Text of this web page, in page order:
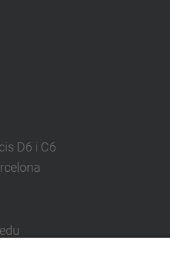
D6 i C6